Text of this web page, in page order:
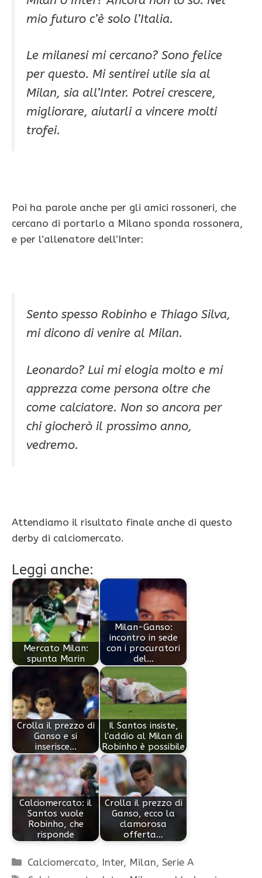
mio futuro c’è solo l’Italia.
Le milanesi mi cercano? Sono felice
per questo. Mi sentirei utile sia al
Milan, sia all’Inter. Potrei crescere,
migliorare, aiutarli a vincere molti
trofei.
Poi ha parole anche per gli amici rossoneri, che
cercano di portarlo a Milano sponda rossonera,
e per l’allenatore dell’Inter:
Sento spesso Robinho e Thiago Silva,
mi dicono di venire al Milan.
Leonardo? Lui mi elogia molto e mi
apprezza come persona oltre che
come calciatore. Non so ancora per
chi giocherò il prossimo anno,
vedremo.
Attendiamo il risultato finale anche di questo
derby di calciomercato.
Leggi anche:
Mercato Milan:
spunta Marin
Milan-Ganso:
incontro in sede
con i procuratori
del…
Crolla il prezzo di
Ganso e si
inserisce…
Il Santos insiste,
l'addio al Milan di
Robinho è possibile
Calciomercato: il
Santos vuole
Robinho, che
risponde
Crolla il prezzo di
Ganso, ecco la
clamorosa
offerta…
Categorie
Calciomercato, Inter, Milan,Serie A